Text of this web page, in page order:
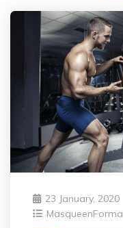
23 January, 2020
MasqueenForma